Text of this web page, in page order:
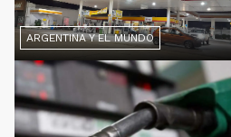
ARGENTINA Y EL MUNDO